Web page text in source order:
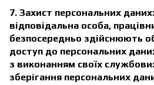
7. Захист персональних
відповідальна особа,
безпосередньо здійснюють
доступ до персональних
з виконанням своїх
зберігання персональних